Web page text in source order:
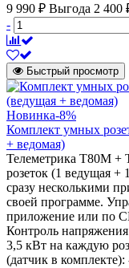
9 990 ₽ Выгода 2 400
-
Быстрый просмотр
Новинка-8%
Комплект умных
+ ведомая)
Телеметрика Т80M +
розеток (1 ведущая +
сразу несколькими
своей программе.
приложение или по
Контроль
3,5 кВт на каждую
(датчик в